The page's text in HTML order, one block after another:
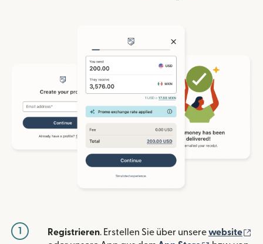
1 Registrieren. Erstellen Sie über unserewebsite